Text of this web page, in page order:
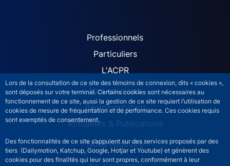
Lors de la consultation de ce site des témoins de connexion, dits « cookies »,
sont déposés sur votre terminal. Certains cookies sont nécessaires au
fonctionnement de ce site, aussi la gestion de ce site requiert l’utilisation de
cookies de mesure de fréquentation et de performance. Ces cookies requis
sont exemptés de consentement.
Des fonctionnalités de ce site s’appuient sur des services proposés par des
tiers (Dailymotion, Katchup, Google, Hotjar et Youtube) et génèrent des
cookies pour des finalités qui leur sont propres, conformément à leur
ACPR site navigation
Professionnels
Particuliers
L'ACPR
Nos missions
Réglementation
Actualités & Publications
Nous rejoindre